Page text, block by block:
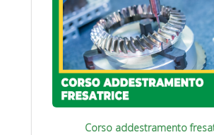
Corso addestramento